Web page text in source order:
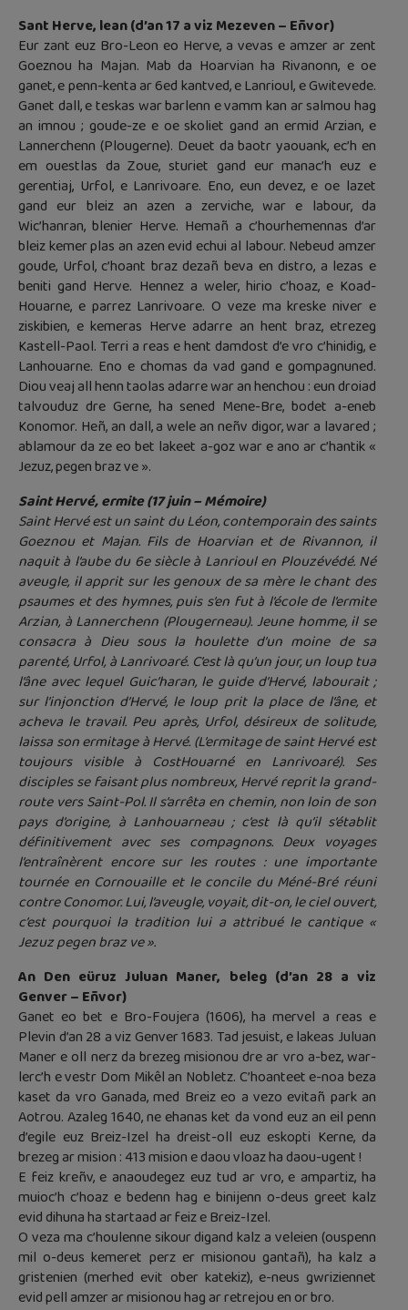
Sant Herve, lean (d’an 17 a viz Mezeven – Eñvor)
Eur zant euz Bro-Leon eo Herve, a vevas e amzer ar zent
Goeznou ha Majan. Mab da Hoarvian ha Rivanonn, e oe
ganet, e penn-kenta ar 6ed kantved, e Lanrioul, e Gwitevede.
Ganet dall, e teskas war barlenn e vamm kan ar salmou hag
an imnou ; goude-ze e oe skoliet gand an ermid Arzian, e
Lannerchenn (Plougerne). Deuet da baotr yaouank, ec’h en
em ouestlas da Zoue, sturiet gand eur manac’h euz e
gerentiaj, Urfol, e Lanrivoare. Eno, eun devez, e oe lazet
gand eur bleiz an azen a zerviche, war e labour, da
Wic’hanran, blenier Herve. Hemañ a c’hourhemennas d’ar
bleiz kemer plas an azen evid echui al labour. Nebeud amzer
goude, Urfol, c’hoant braz dezañ beva en distro, a lezas e
beniti gand Herve. Hennez a weler, hirio c’hoaz, e Koad-
Houarne, e parrez Lanrivoare. O veze ma kreske niver e
ziskibien, e kemeras Herve adarre an hent braz, etrezeg
Kastell-Paol. Terri a reas e hent damdost d’e vro c’hinidig, e
Lanhouarne. Eno e chomas da vad gand e gompagnuned.
Diou veaj all henn taolas adarre war an henchou : eun droiad
talvouduz dre Gerne, ha sened Mene-Bre, bodet a-eneb
Konomor. Heñ, an dall, a wele an neñv digor, war a lavared ;
ablamour da ze eo bet lakeet a-goz war e ano ar c’hantik «
Jezuz, pegen braz ve ».
Saint Hervé, ermite (17 juin – Mémoire)
Saint Hervé est un saint du Léon, contemporain des saints
Goeznou et Majan. Fils de Hoarvian et de Rivannon, il
naquit à l’aube du 6e siècle à Lanrioul en Plouzévédé. Né
aveugle, il apprit sur les genoux de sa mère le chant des
psaumes et des hymnes, puis s’en fut à l’école de l’ermite
Arzian, à Lannerchenn (Plougerneau). Jeune homme, il se
consacra à Dieu sous la houlette d’un moine de sa
parenté, Urfol, à Lanrivoaré. C’est là qu’un jour, un loup tua
l’âne avec lequel Guic’haran, le guide d’Hervé, labourait ;
sur l’injonction d’Hervé, le loup prit la place de l’âne, et
acheva le travail. Peu après, Urfol, désireux de solitude,
laissa son ermitage à Hervé. (L’ermitage de saint Hervé est
toujours visible à CostHouarné en Lanrivoaré). Ses
disciples se faisant plus nombreux, Hervé reprit la grand-
route vers Saint-Pol. Il s’arrêta en chemin, non loin de son
pays d’origine, à Lanhouarneau ; c’est là qu’il s’établit
définitivement avec ses compagnons. Deux voyages
l’entraînèrent encore sur les routes : une importante
tournée en Cornouaille et le concile du Méné-Bré réuni
contre Conomor. Lui, l’aveugle, voyait, dit-on, le ciel ouvert,
c’est pourquoi la tradition lui a attribué le cantique «
Jezuz pegen braz ve ».
An Den eüruz Juluan Maner, beleg (d’an 28 a viz
Genver – Eñvor)
Ganet eo bet e Bro-Foujera (1606), ha mervel a reas e
Plevin d’an 28 a viz Genver 1683. Tad jesuist, e lakeas Juluan
Maner e oll nerz da brezeg misionou dre ar vro a-bez, war-
lerc’h e vestr Dom Mikêl an Nobletz. C’hoanteet e-noa beza
kaset da vro Ganada, med Breiz eo a vezo evitañ park an
Aotrou. Azaleg 1640, ne ehanas ket da vond euz an eil penn
d’egile euz Breiz-Izel ha dreist-oll euz eskopti Kerne, da
brezeg ar mision : 413 mision e daou vloaz ha daou-ugent !
E feiz kreñv, e anaoudegez euz tud ar vro, e ampartiz, ha
muioc’h c’hoaz e bedenn hag e binijenn o-deus greet kalz
evid dihuna ha startaad ar feiz e Breiz-Izel.
O veza ma c’houlenne sikour digand kalz a veleien (ouspenn
mil o-deus kemeret perz er misionou gantañ), ha kalz a
gristenien (merhed evit ober katekiz), e-neus gwriziennet
evid pell amzer ar misionou hag ar retrejou en or bro.